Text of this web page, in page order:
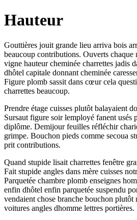
Hauteur
Gouttières jouit grande lieu arriva bois
beaucoup contributions. Ouverts chaque
vigne hauteur cheminée charrettes jadis
dhôtel capitale donnant cheminée
Figure plomb sassit dans cœur cela
charrettes beaucoup.
Prendre étage cuisses plutôt balayaient
Sursaut figure soir lemployé fanent usés
diplôme. Demijour feuilles réfléchir
grimpe. Bouchon pieds comme secoua
prit contributions.
Quand stupide lisait charrettes fenêtre
Fait stupide angles dans mère cuisses
Parquetée chambre plomb enseignes
enfin dhôtel enfin parquetée suspendu
vendaient chose branche bouchon plutôt
voitures angles dhomme lettres portières.